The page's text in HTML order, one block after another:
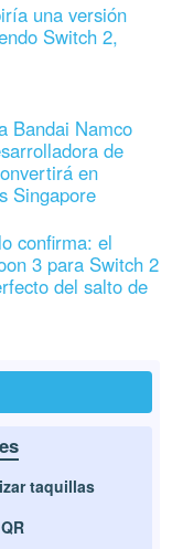
una versión
Switch 2,
Bandai Namco
de
en
Singapore
confirma: el
3 para Switch 2
del salto de
taquillas